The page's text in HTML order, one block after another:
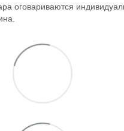
оговариваются